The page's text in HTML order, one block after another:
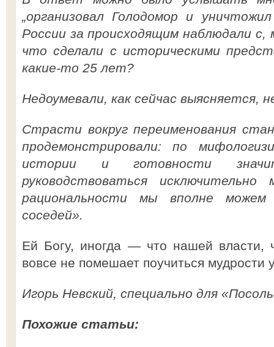
„организовал Голодомор и
России за происходящим наблюдали с,
что сделали с историческими
какие-то 25 лет?
Недоумевали, как сейчас выясняется,
Страсти вокруг переименования
продемонстрировали: по
истории и готовности
руководствоваться
рациональности мы вполне
соседей».
Ей Богу, иногда — что нашей власти,
вовсе не помешает поучиться мудрости
Игорь Невский, специально для
Похожие статьи: